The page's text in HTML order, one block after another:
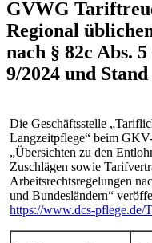
GVWG
Regional
nach § 82c Abs.
9/2024 und Stand
Die Geschäftsstelle
Langzeitpflege“ beim
„Übersichten zu den
Zuschlägen sowie
Arbeitsrechtsregelungen
und Bundesländern“
https://www.dcs-pflege.de/